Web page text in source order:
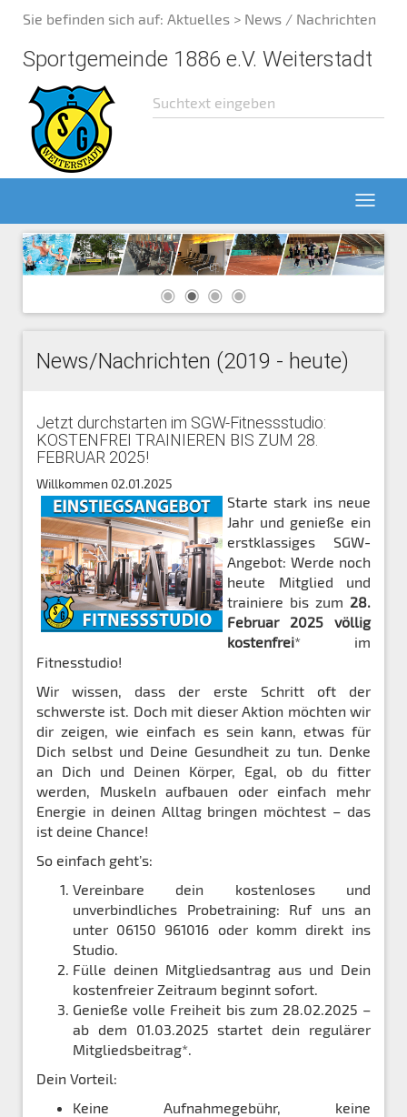
Sie befinden sich auf: Aktuelles > News / Nachrichten
Sportgemeinde 1886 e.V. Weiterstadt
News/Nachrichten (2019 - heute)
Jetzt durchstarten im SGW-Fitnessstudio:
KOSTENFREI TRAINIEREN BIS ZUM 28.
FEBRUAR 2025!
Willkommen 02.01.2025
Starte stark ins neue
Jahr und genieße ein
erstklassiges SGW-
Angebot: Werde noch
heute Mitglied und
trainiere bis zum 28.
Februar 2025 völlig
kostenfrei* im
Fitnesstudio!
Wir wissen, dass der erste Schritt oft der
schwerste ist. Doch mit dieser Aktion möchten wir
dir zeigen, wie einfach es sein kann, etwas für
Dich selbst und Deine Gesundheit zu tun. Denke
an Dich und Deinen Körper, Egal, ob du fitter
werden, Muskeln aufbauen oder einfach mehr
Energie in deinen Alltag bringen möchtest – das
ist deine Chance!
So einfach geht’s:
Vereinbare dein kostenloses und
unverbindliches Probetraining: Ruf uns an
unter 06150 961016 oder komm direkt ins
Studio.
Fülle deinen Mitgliedsantrag aus und Dein
kostenfreier Zeitraum beginnt sofort.
Genieße volle Freiheit bis zum 28.02.2025 –
ab dem 01.03.2025 startet dein regulärer
Mitgliedsbeitrag*.
Dein Vorteil:
Keine Aufnahmegebühr, keine